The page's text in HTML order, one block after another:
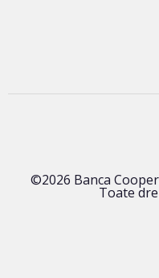
©2026 Banca
Toate